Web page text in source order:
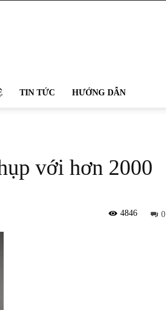
TIN TỨC HƯỚNG DẪN
với hơn 2000
0
4846